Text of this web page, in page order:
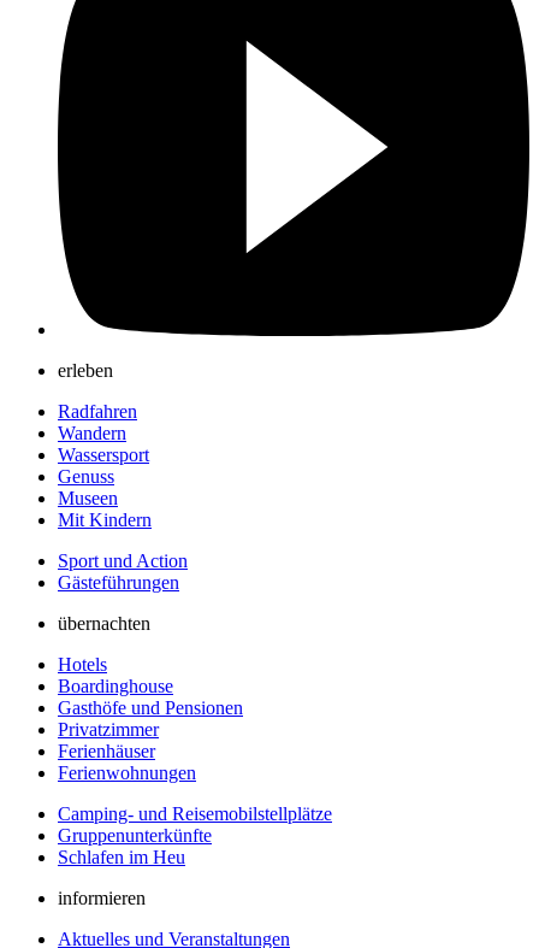
erleben
Radfahren
Wandern
Wassersport
Genuss
Museen
Mit Kindern
Sport und Action
Gästeführungen
übernachten
Hotels
Boardinghouse
Gasthöfe und Pensionen
Privatzimmer
Ferienhäuser
Ferienwohnungen
Camping- und Reisemobilstellplätze
Gruppenunterkünfte
Schlafen im Heu
informieren
Aktuelles und Veranstaltungen